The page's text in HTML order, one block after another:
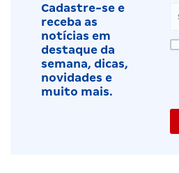
Cadastre-se e
receba as
notícias em
destaque da
semana, dicas,
novidades e
muito mais.